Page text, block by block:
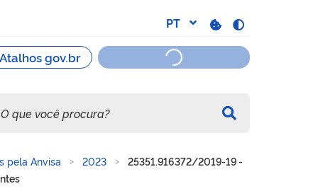
pela Anvisa 2023
25351.916372/2019-19 -